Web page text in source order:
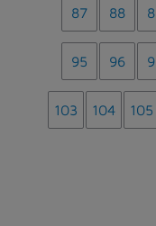
87 88
95 96
103 104 105